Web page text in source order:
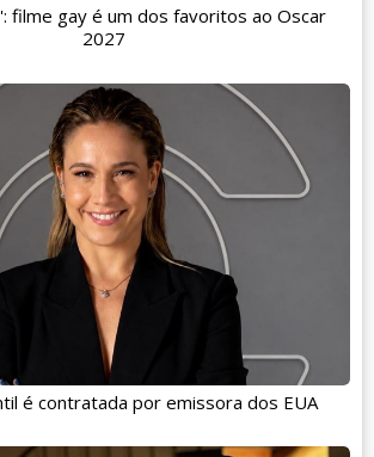
filme gay é um dos favoritos ao Oscar
2027
é contratada por emissora dos EUA